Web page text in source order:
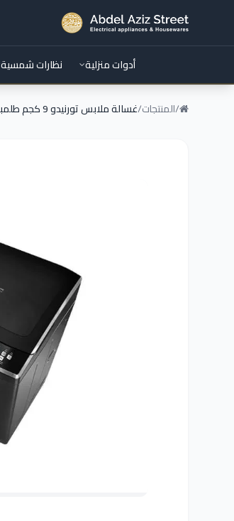
أدوات منزلية نظارات شمسية
/المنتجات/غسالة ملابس تورنيدو 9 كجم طلمبة سيلفر غامق TWE-TLN09RDS